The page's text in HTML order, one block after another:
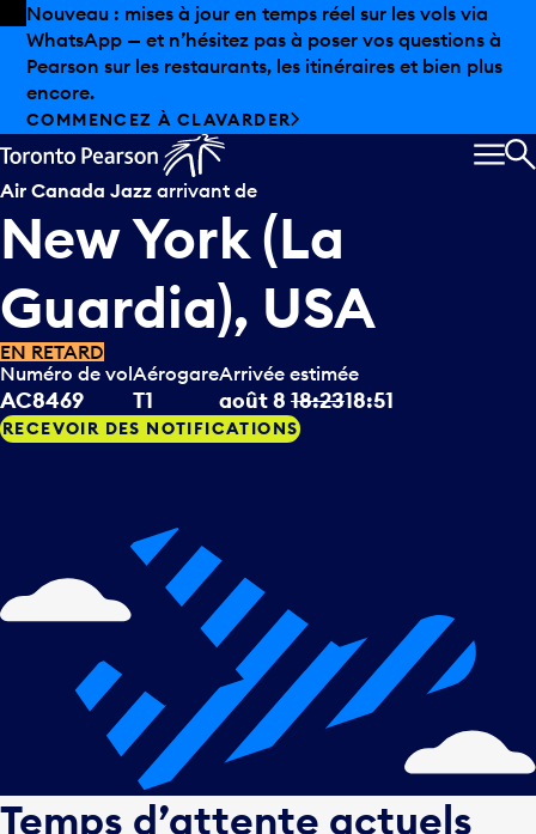
Skip to offers
Passer au contenu principal
Les aubaines estivales sont arrivées chez Pearson.
Magasinage hors taxes, offres gastronomiques et bien
plus encore.
DÉCOUVREZ L’ÉTÉ CHEZ PEARSON
Air Canada Jazzarrivant de
New York (La
Guardia), USA
EN RETARD
Numéro de vol
AC8469 T1 août 8 18:2318:51
RECEVOIR DES NOTIFICATIONS
Temps d’attente actuels